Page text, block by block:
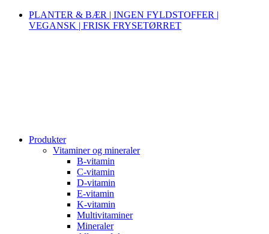
PLANTER & BÆR | INGEN FYLDSTOFFER |
VEGANSK | FRISK FRYSETØRRET
Produkter
Vitaminer og mineraler
B-vitamin
C-vitamin
D-vitamin
E-vitamin
K-vitamin
Multivitaminer
Mineraler